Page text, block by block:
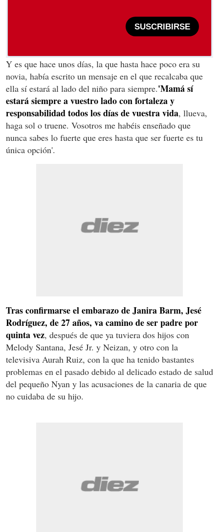
SUSCRIBIRSE
Y es que hace unos días, la que hasta hace poco era su
novia, había escrito un mensaje en el que recalcaba que
ella sí estará al lado del niño para siempre.'Mamá sí
estará siempre a vuestro lado con fortaleza y
responsabilidad todos los días de vuestra vida, llueva,
haga sol o truene. Vosotros me habéis enseñado que
nunca sabes lo fuerte que eres hasta que ser fuerte es tu
única opción'.
Tras confirmarse el embarazo de Janira Barm, Jesé
Rodríguez, de 27 años, va camino de ser padre por
quinta vez, después de que ya tuviera dos hijos con
Melody Santana, Jesé Jr. y Neizan, y otro con la
televisiva Aurah Ruiz, con la que ha tenido bastantes
problemas en el pasado debido al delicado estado de salud
del pequeño Nyan y las acusaciones de la canaria de que
no cuidaba de su hijo.